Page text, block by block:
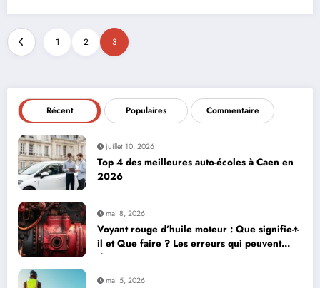
1 2 3
Récent Populaires Commentaire
juillet 10, 2026
Top 4 des meilleures auto-écoles à Caen en
2026
mai 8, 2026
Voyant rouge d’huile moteur : Que signifie-t-
il et Que faire ? Les erreurs qui peuvent
détruire votre moteur
mai 5, 2026